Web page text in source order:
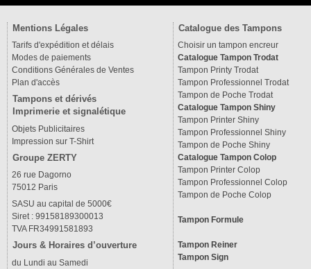
Mentions Légales
Tarifs d'expédition et délais
Modes de paiements
Conditions Générales de Ventes
Plan d'accès
Tampons et dérivés
Imprimerie et signalétique
Objets Publicitaires
Impression sur T-Shirt
Groupe ZERTY
26 rue Dagorno
75012 Paris
SASU au capital de 5000€
Siret : 99158189300013
TVA FR34991581893
Jours & Horaires d’ouverture
du Lundi au Samedi
Catalogue des Tampons
Choisir un tampon encreur
Catalogue Tampon Trodat
Tampon Printy Trodat
Tampon Professionnel Trodat
Tampon de Poche Trodat
Catalogue Tampon Shiny
Tampon Printer Shiny
Tampon Professionnel Shiny
Tampon de Poche Shiny
Catalogue Tampon Colop
Tampon Printer Colop
Tampon Professionnel Colop
Tampon de Poche Colop
Tampon Formule
Tampon Reiner
Tampon Sign